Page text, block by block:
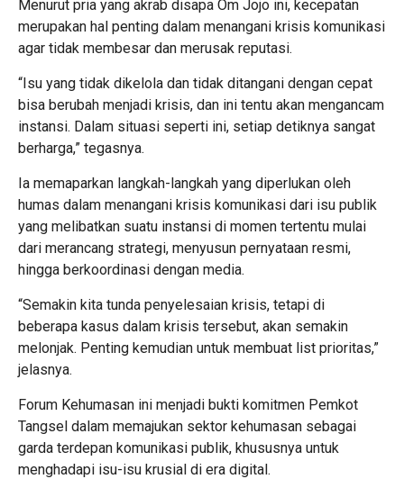
Menurut pria yang akrab disapa Om Jojo ini, kecepatan
merupakan hal penting dalam menangani krisis komunikasi
agar tidak membesar dan merusak reputasi.
“Isu yang tidak dikelola dan tidak ditangani dengan cepat
bisa berubah menjadi krisis, dan ini tentu akan mengancam
instansi. Dalam situasi seperti ini, setiap detiknya sangat
berharga,” tegasnya.
Ia memaparkan langkah-langkah yang diperlukan oleh
humas dalam menangani krisis komunikasi dari isu publik
yang melibatkan suatu instansi di momen tertentu mulai
dari merancang strategi, menyusun pernyataan resmi,
hingga berkoordinasi dengan media.
“Semakin kita tunda penyelesaian krisis, tetapi di
beberapa kasus dalam krisis tersebut, akan semakin
melonjak. Penting kemudian untuk membuat list prioritas,”
jelasnya.
Forum Kehumasan ini menjadi bukti komitmen Pemkot
Tangsel dalam memajukan sektor kehumasan sebagai
garda terdepan komunikasi publik, khususnya untuk
menghadapi isu-isu krusial di era digital.